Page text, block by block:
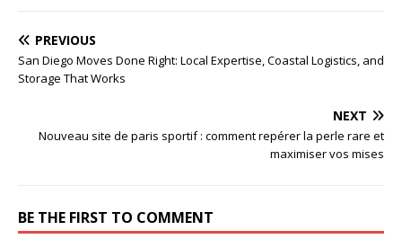
PREVIOUS
San Diego Moves Done Right: Local Expertise, Coastal Logistics, and
Storage That Works
NEXT
Nouveau site de paris sportif : comment repérer la perle rare et
maximiser vos mises
BE THE FIRST TO COMMENT